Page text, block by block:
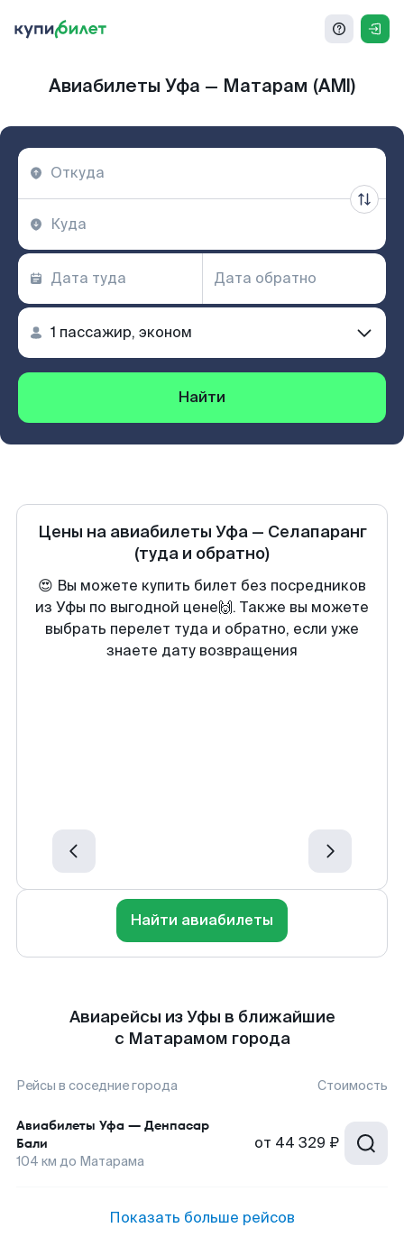
Авиабилеты Уфа — Матарам (AMI)
Найти
Цены на авиабилеты Уфа— Селапаранг
(туда и обратно)
😍 Вы можете купить билет без посредников
из Уфы по выгодной цене🙌. Также вы можете
выбрать перелет туда и обратно, если уже
знаете дату возвращения
Найти авиабилеты
Авиарейсы из Уфы в ближайшие
с Матарамом города
Рейсы в соседние города Стоимость
Авиабилеты Уфа — Денпасар
Бали
104 км до Матарама
от 44 329 ₽
Показать больше рейсов